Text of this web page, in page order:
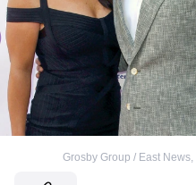
Grosby Group / East News,